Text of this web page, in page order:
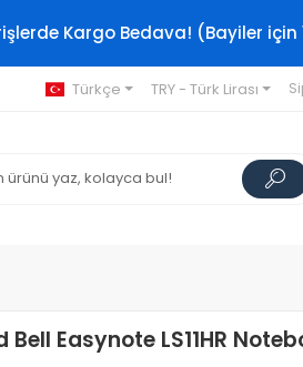
Kargo Bedava! (Bayiler için
Türkçe TRY - Türk Lirası
Bell Easynote LS11HR